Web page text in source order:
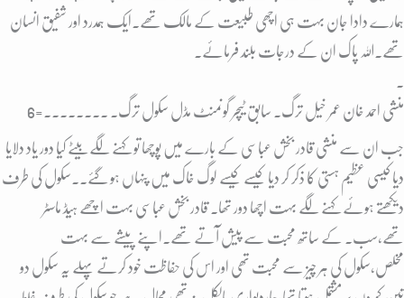
ہمارے دادا جان بہت ہی اچھی طبیعت کے مالک تھے۔ایک ہمدرد اور شفیق انسان
تھے۔اللہ پاک ان کے درجات بلند فرمائے۔
6=منشی احمد خان عمر خیل ترگ۔ سابق ٹیچر گونمنٹ مڈل سکول ترگ۔ ۔۔۔۔۔۔۔۔
جب ان سے منشی قادر بخش عباسی کے بارے میں پوچھا تو کہنے لگے بیٹے کیا دور یاد دلایا
دیا کیسی عظیم ہستی کا ذکر کر دیا کیسے کیسے لوگ خاک میں پنہاں ہو گئے۔۔سکول کی طرف
دیکھتے ہوئے کہنے لگے بہت اچھا دور تھا۔ قادر بخش عباسی بہت اچھے ہیڈ ماسٹر
تھے،سب۔ کے ساتھ محبت سے پیش آتے تھے۔اپنے پیشے سے بہت
مخلص،سکول کی ہر چیز سے محبت تھی اور اس کی حفاظت خود کرتے پہلے یہ سکول دو